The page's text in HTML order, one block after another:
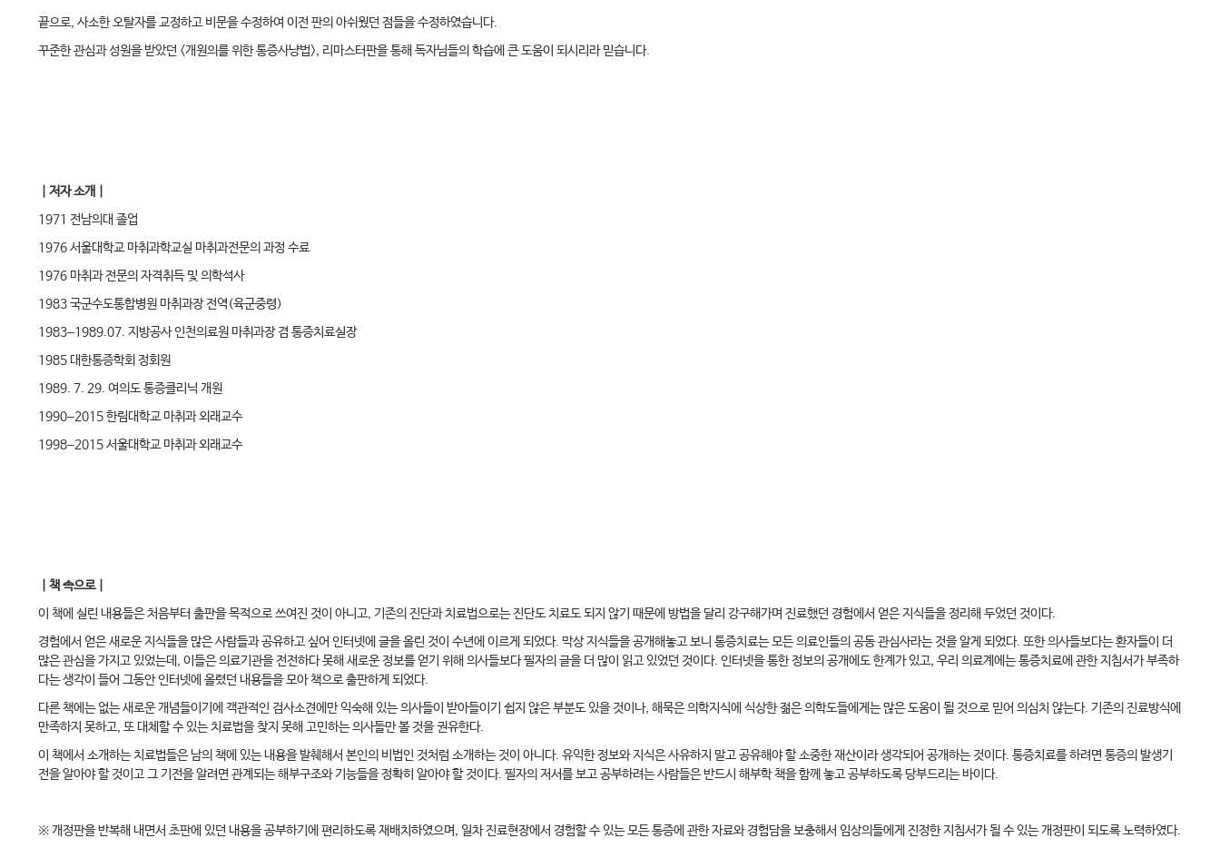
끝으로, 사소한 오탈자를 교정하고 비문을 수정하여 이전 판의 아쉬웠던 점들을 수정하였습니다.
꾸준한 관심과 성원을 받았던 <개원의를 위한 통증사냥법>, 리마스터판을 통해 독자님들의 학습에 큰 도움이 되시리라 믿습니다.
｜저자 소개｜
1971 전남의대 졸업
1976 서울대학교 마취과학교실 마취과전문의 과정 수료
1976 마취과 전문의 자격취득 및 의학석사
1983 국군수도통합병원 마취과장 전역(육군중령)
1983‒1989.07. 지방공사 인천의료원 마취과장 겸 통증치료실장
1985 대한통증학회 정회원
1989. 7. 29. 여의도 통증클리닉 개원
1990‒2015 한림대학교 마취과 외래교수
1998‒2015 서울대학교 마취과 외래교수
｜책 속으로｜
이 책에 실린 내용들은 처음부터 출판을 목적으로 쓰여진 것이 아니고, 기존의 진단과 치료법으로는 진단도 치료도 되지 않기 때문에 방법을 달리 강구해가며 진료했던 경험에서 얻은 지식들을 정리해 두었던 것이다.
경험에서 얻은 새로운 지식들을 많은 사람들과 공유하고 싶어 인터넷에 글을 올린 것이 수년에 이르게 되었다. 막상 지식들을 공개해놓고 보니 통증치료는 모든 의료인들의 공동 관심사라는 것을 알게 되었다. 또한 의사들보다는 환자들이 더
많은 관심을 가지고 있었는데, 이들은 의료기관을 전전하다 못해 새로운 정보를 얻기 위해 의사들보다 필자의 글을 더 많이 읽고 있었던 것이다. 인터넷을 통한 정보의 공개에도 한계가 있고, 우리 의료계에는 통증치료에 관한 지침서가 부족하
다는 생각이 들어 그동안 인터넷에 올렸던 내용들을 모아 책으로 출판하게 되었다.
다른 책에는 없는 새로운 개념들이기에 객관적인 검사소견에만 익숙해 있는 의사들이 받아들이기 쉽지 않은 부분도 있을 것이나, 해묵은 의학지식에 식상한 젊은 의학도들에게는 많은 도움이 될 것으로 믿어 의심치 않는다. 기존의 진료방식에
만족하지 못하고, 또 대체할 수 있는 치료법을 찾지 못해 고민하는 의사들만 볼 것을 권유한다.
이 책에서 소개하는 치료법들은 남의 책에 있는 내용을 발췌해서 본인의 비법인 것처럼 소개하는 것이 아니다. 유익한 정보와 지식은 사유하지 말고 공유해야 할 소중한 재산이라 생각되어 공개하는 것이다. 통증치료를 하려면 통증의 발생기
전을 알아야 할 것이고 그 기전을 알려면 관계되는 해부구조와 기능들을 정확히 알아야 할 것이다. 필자의 저서를 보고 공부하려는 사람들은 반드시 해부학 책을 함께 놓고 공부하도록 당부드리는 바이다.
※ 개정판을 반복해 내면서 초판에 있던 내용을 공부하기에 편리하도록 재배치하였으며, 일차 진료현장에서 경험할 수 있는 모든 통증에 관한 자료와 경험담을 보충해서 임상의들에게 진정한 지침서가 될 수 있는 개정판이 되도록 노력하였다.